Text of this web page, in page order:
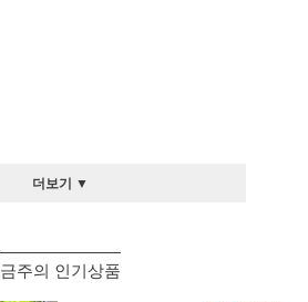
더보기 ▼
금주의 인기상품